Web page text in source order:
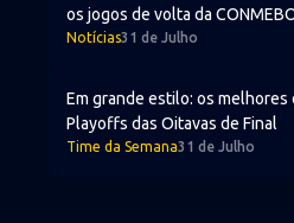
os jogos de volta da
Notícias31 de Julho
Em grande estilo: os
Playoffs das Oitavas de Final
Time da Semana31 de Julho